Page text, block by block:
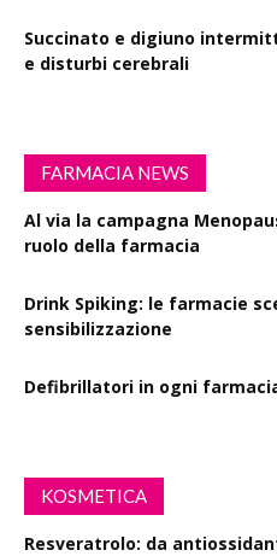
Succinato e digiuno
e disturbi cerebrali
FARMACIA NEWS
Al via la campagna
ruolo della farmacia
Drink Spiking: le farmacie
sensibilizzazione
Defibrillatori in ogni
KOSMETICA
Resveratrolo: da